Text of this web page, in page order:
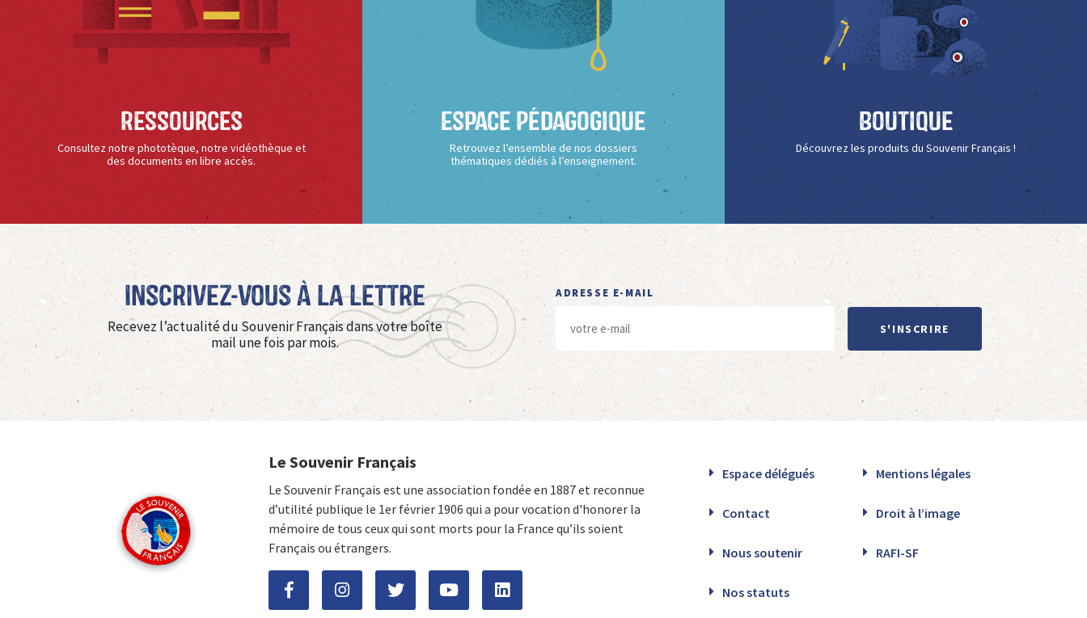
Ressources
Consultez notre phototèque, notre vidéothèque et
des documents en libre accès.
Espace Pédagogique
Retrouvez l’ensemble de nos dossiers
thématiques dédiés à l’enseignement.
Boutique
Découvrez les produits du Souvenir Français !
Inscrivez-vous à La Lettre
Recevez l’actualité du Souvenir Français dans votre boîte
mail une fois par mois.
ADRESSE E-MAIL
S'INSCRIRE
Le Souvenir Français
Le Souvenir Français est une association fondée en 1887 et reconnue
d’utilité publique le 1er février 1906 qui a pour vocation d'honorer la
mémoire de tous ceux qui sont morts pour la France qu’ils soient
Français ou étrangers.
Espace délégués Mentions légales
Contact Droit à l’image
Nous soutenir RAFI-SF
Nos statuts